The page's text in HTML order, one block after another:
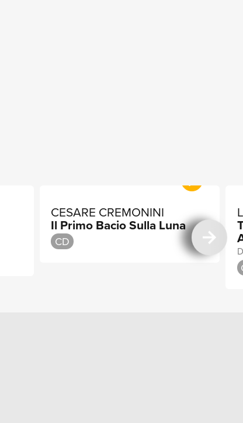
CESARE CREMONINI
Il Primo Bacio Sulla Luna
CD